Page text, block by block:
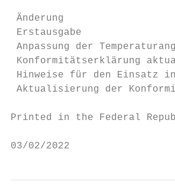
Änderung
Erstausgabe
Anpassung der
Hinweise für den
Aktualisierung der
Printed in the Federal
03/02/2022